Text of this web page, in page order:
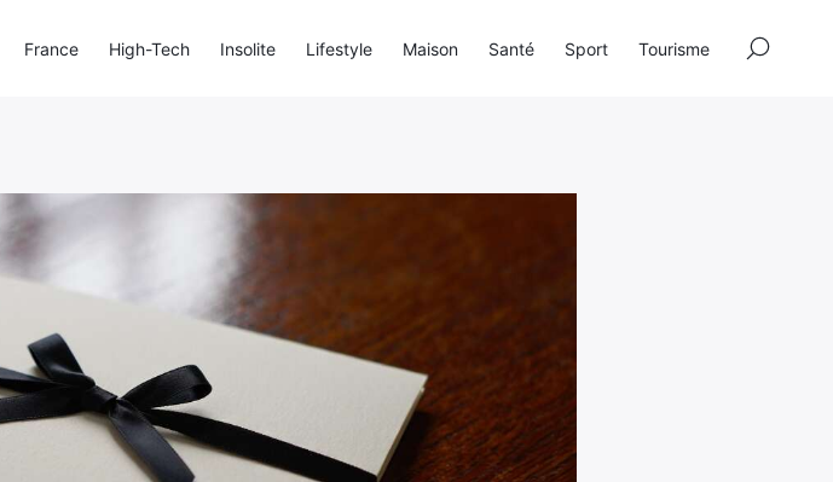
France High-Tech Insolite Lifestyle Maison Santé Sport Tourisme